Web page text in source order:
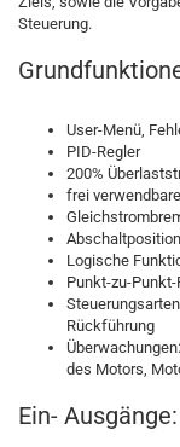
Steuerung.
User-Menü,
PID-Regler
200%
frei
Logische
Punkt-zu-
Rückführung
des Motors,
Ein- Ausgänge: